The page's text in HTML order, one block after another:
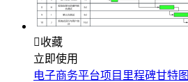
收藏
立即使用
电子商务平台项目里程碑甘特图